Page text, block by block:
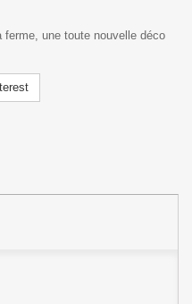
une toute nouvelle déco